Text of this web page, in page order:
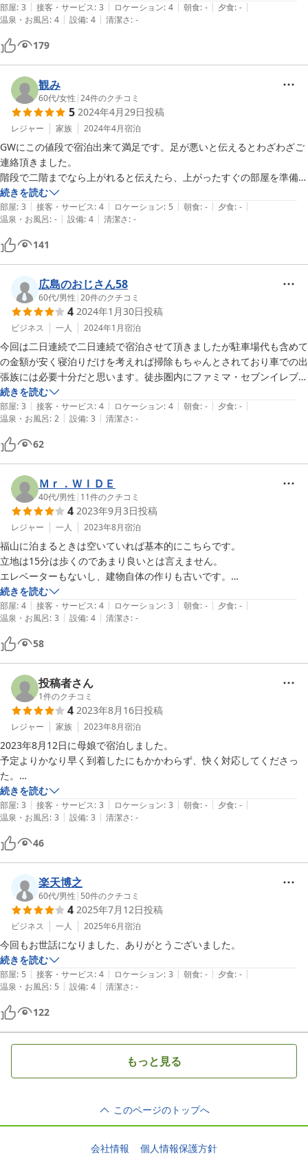
ただ、どちらもほとんどの方が必要だと思うのでそれなりの対応が最初
からあると助かると思いました。
枕はかなり高めなので高さ等選べると助かります。ただ価格的に安くフ
ロントの方の対応も親切でしたので利用させてもらってよかったと思っ
ております。
部屋: 3 | 接客・サービス: 3 | ロケーション: 4 | 朝食: - | 夕食: - |
温泉・お風呂: 4 | 設備: 4 | 清潔さ: -
179
観み
60代/女性 |24件のクチコミ
5 2024年4月29日投稿
レジャー 家族 2024年4月宿泊
GWにこの値段で宿泊出来て満足です。足が悪いと伝えるとわざわざご
連絡頂きました。
階段で二階までなら上がれると伝えたら、上がったすぐの部屋を準備し
てくれました。
ベッドが合わなかったらなかなか寝つけないんですが、
ベッドが良かったのか、年老いた母と早くから安眠する事ができまし
た。
氷も頂け、連泊でごみは回収してくれました。
本当に安く宿泊させて頂いて満足です。
近くに日帰り温泉もあるし、寝るだけならお勧めです。
続きを読む
部屋: 3 | 接客・サービス: 4 | ロケーション: 5 | 朝食: - | 夕食: - |
温泉・お風呂: - | 設備: 4 | 清潔さ: -
141
広島のおじさん58
60代/男性 |20件のクチコミ
4 2024年1月30日投稿
ビジネス 一人 2024年1月宿泊
今回は二日連続で二日連続で宿泊させて頂きましたが駐車場代も含めて
の金額が安く寝泊りだけを考えれば掃除もちゃんとされており車での出
張族には必要十分だと思います。徒歩圏内にファミマ・セブンイレブ
ン・ほっともっとがあり食事にも困りません。また福山出張の時はファ
ーストチョイスになります。
続きを読む
部屋: 3 | 接客・サービス: 4 | ロケーション: 4 | 朝食: - | 夕食: - |
温泉・お風呂: 2 | 設備: 3 | 清潔さ: -
62
Ｍｒ．ＷＩＤＥ
40代/男性 | 11件のクチコミ
4 2023年9月3日投稿
レジャー 一人 2023年8月宿泊
福山に泊まるときは空いていれば基本的にこちらです。
立地は15分は歩くのであまり良いとは言えません。
エレベーターもないし、建物自体の作りも古いです。
でも清掃は何度泊まってもしっかりされています。
アメニティも必要なものはきちんと揃っています。
また設備もクーラーボックスが電気式のものになっていたり、
ユニットバスの換気扇やエアコンも新調されていたり。
もちろん宿泊費が安いからこそ利用しているのは事実ですが、
安くても館内や室内の清掃状態が悪ければ再訪はしません。
オーナーさんのホスピタリティが感じ取れる良いホテルだと思います。
続きを読む
部屋: 4 | 接客・サービス: 4 | ロケーション: 3 | 朝食: - | 夕食: - |
温泉・お風呂: 3 | 設備: 4 | 清潔さ: -
58
投稿者さん
1件のクチコミ
4 2023年8月16日投稿
レジャー 家族 2023年8月宿泊
2023年8月12日に母娘で宿泊しました。
予定よりかなり早く到着したにもかかわらず、快く対応してくださっ
た。
体を洗うボディタオル？を持参していたので困らなかった。
宿泊だけでいいのならお安く泊まれてよいと思う。
続きを読む
部屋: 3 | 接客・サービス: 3 | ロケーション: 3 | 朝食: - | 夕食: - |
温泉・お風呂: 3 | 設備: 3 | 清潔さ: -
46
楽天博之
60代/男性 | 50件のクチコミ
4 2025年7月12日投稿
ビジネス 一人 2025年6月宿泊
今回もお世話になりました、ありがとうございました。
続きを読む
部屋: 5 | 接客・サービス: 4 | ロケーション: 3 | 朝食: - | 夕食: - |
温泉・お風呂: 5 | 設備: 4 | 清潔さ: -
122
もっと見る
このページのトップへ
会社情報 個人情報保護方針